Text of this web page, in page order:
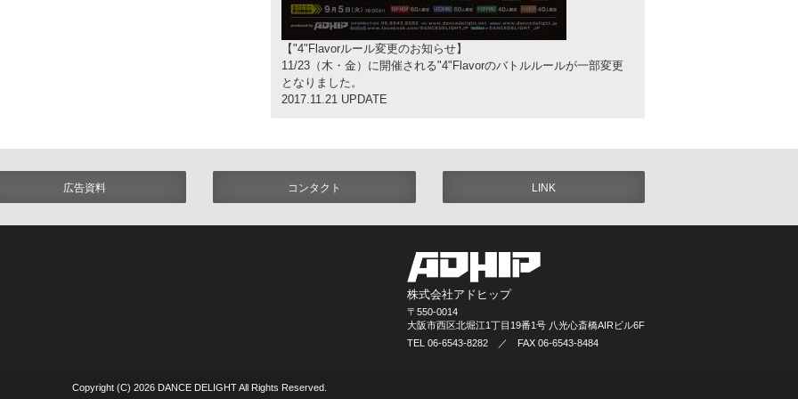
【"4"Flavorルール変更のお知らせ】
11/23（木・金）に開催される"4"Flavorのバトルルールが一部変更
となりました。
2017.11.21 UPDATE
広告資料 コンタクト LINK
株式会社アドヒップ
〒550-0014
大阪市西区北堀江1丁目19番1号 八光心斎橋AIRビル6F
TEL 06-6543-8282 ／ FAX 06-6543-8484
Copyright (C) 2026 DANCE DELIGHTAll Rights Reserved.